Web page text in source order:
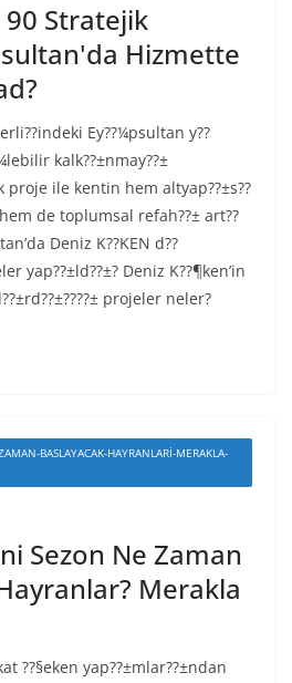
90 Stratejik
Hizmette
Ey??¼psultan y??
kalk??±nmay??±
ile kentin hem altyap??±s??
de toplumsal refah??± art??
Deniz K??KEN d??
yap??±ld??±? Deniz K??¶ken’in
projeler neler?
BASLAYACAK-HAYRANLARI-MERAKLA-
Sezon Ne Zaman
Merakla
??§eken yap??±mlar??±ndan